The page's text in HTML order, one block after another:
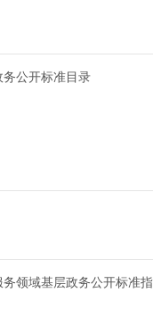
公开标准目录
领域基层政务公开标准指